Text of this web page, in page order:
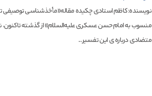
نویسنده: کاظم استادی چکیده مقاله«مأخذشناسی توصیفی
منسوب به امام حسن عسکری علیه‌السلام» از گذشته تاکنون،
متضادی درباره ی این تفسیر...